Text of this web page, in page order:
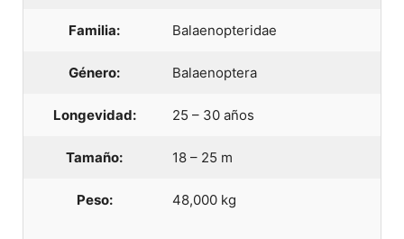
Familia: Balaenopteridae
Género: Balaenoptera
Longevidad: 25 – 30 años
Tamaño: 18 – 25 m
Peso: 48,000 kg